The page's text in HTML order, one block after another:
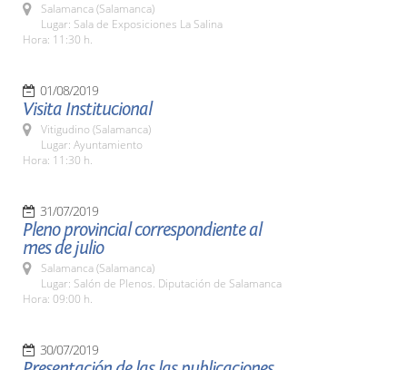
Salamanca (Salamanca)
Lugar: Sala de Exposiciones La Salina
Hora: 11:30 h.
01/08/2019
Visita Institucional
Vitigudino (Salamanca)
Lugar: Ayuntamiento
Hora: 11:30 h.
31/07/2019
Pleno provincial correspondiente al
mes de julio
Salamanca (Salamanca)
Lugar: Salón de Plenos. Diputación de Salamanca
Hora: 09:00 h.
30/07/2019